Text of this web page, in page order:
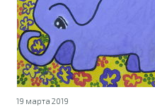
19 марта 2019